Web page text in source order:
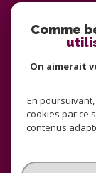
Comme
On aimerait
En
cookies par ce
contenus